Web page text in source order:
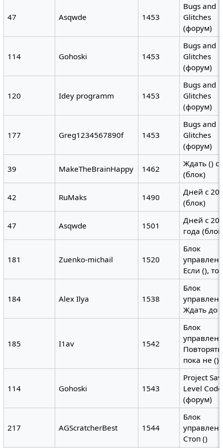
47 Asqwde 1453
Bugs and
Glitches
(форум)
114 Gohoski 1453
Bugs and
Glitches
(форум)
120 Idey programm 1453
Bugs and
Glitches
(форум)
177 Greg1234567890f 1453
Bugs and
Glitches
(форум)
39 MakeTheBrainHappy 1462
Ждать ()
(блок)
42 RuMaks 1490
Дней с
(блок)
47 Asqwde 1501
Дней с
года
181 Zuenko-michail 1520
Блок
Если (), то
184 Alex Ilya 1538
Блок
Ждать до
185 I1av 1542
Блок
Повторять
пока не ()
114 Gohoski 1543
Project
Level
(форум)
217 AGScratcherBest 1544
Блок
Стоп ()